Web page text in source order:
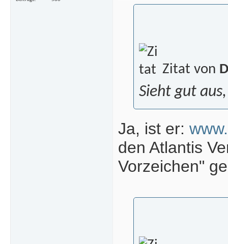
Zitat von
Sieht gut
Ja, ist er:
den Atlantis
Vorzeichen"